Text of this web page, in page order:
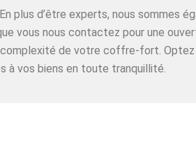
plus d’être experts, nous sommes
vous nous contactez pour une
de votre coffre-fort.
à vos biens en toute tranquillité.